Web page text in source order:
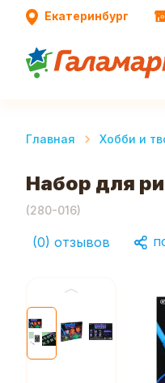
Екатеринбург
Главная Хобби и
Набор для
(280-016)
(0) отзывов